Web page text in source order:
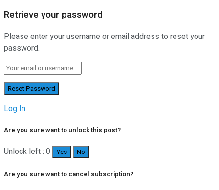
Retrieve your password
Please enter your username or email address to reset your
password.
Log In
Are you sure want to unlock this post?
Unlock left : 0 Yes No
Are you sure want to cancel subscription?